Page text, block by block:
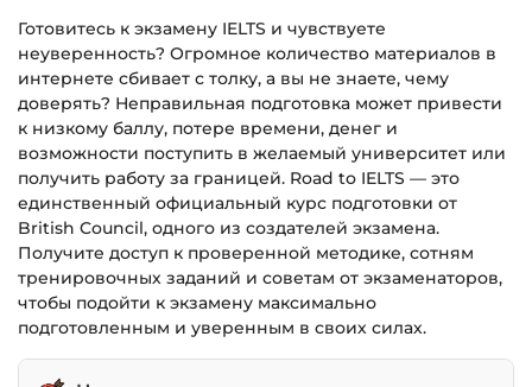
Готовитесь к экзамену IELTS и чувствуете
неуверенность? Огромное количество материалов в
интернете сбивает с толку, а вы не знаете, чему
доверять? Неправильная подготовка может привести
к низкому баллу, потере времени, денег и
возможности поступить в желаемый университет или
получить работу за границей. Road to IELTS — это
единственный официальный курс подготовки от
British Council, одного из создателей экзамена.
Получите доступ к проверенной методике, сотням
тренировочных заданий и советам от экзаменаторов,
чтобы подойти к экзамену максимально
подготовленным и уверенным в своих силах.